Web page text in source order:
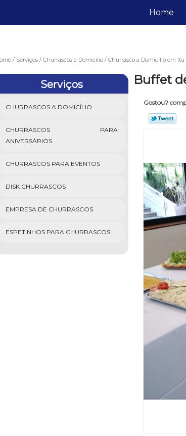
Home
Serviços Churrascos a Domicílio Churrasco a Domicílio em Itu
Serviços
CHURRASCOS A DOMICÍLIO
CHURRASCOS PARA
ANIVERSÁRIOS
CHURRASCOS PARA EVENTOS
DISK CHURRASCOS
EMPRESA DE CHURRASCOS
ESPETINHOS PARA CHURRASCOS
Buffet
Gostou?